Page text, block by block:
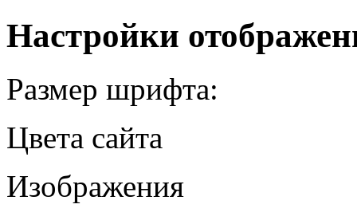
Настройки
Размер шрифта:
Цвета сайта
Изображения